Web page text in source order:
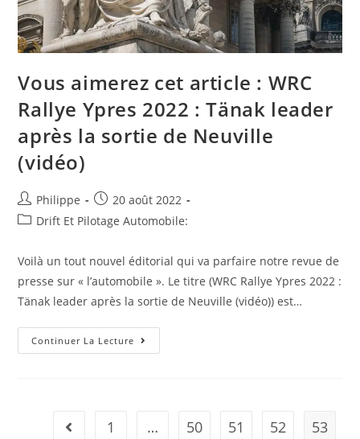
Vous aimerez cet article : WRC
Rallye Ypres 2022 : Tänak leader
après la sortie de Neuville
(vidéo)
Auteur/autrice
de
Philippe
Post
published:
20 août 2022
PostDrift Et Pilotage Automobile:
Voilà un tout nouvel éditorial qui va parfaire notre revue de
presse sur « l’automobile ». Le titre (WRC Rallye Ypres 2022 :
Tänak leader après la sortie de Neuville (vidéo)) est…
Continuer La Lecture Vous
Aimerez
2022
Go to the previous page
1 … 50 51 52
53